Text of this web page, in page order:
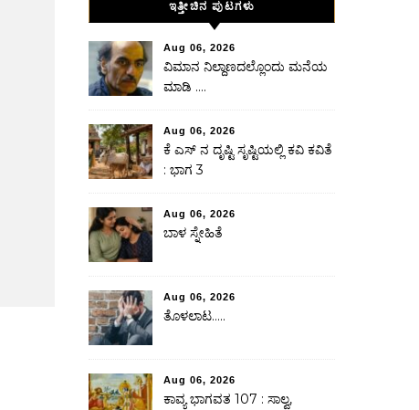
ಇತ್ತೀಚಿನ ಪುಟಗಳು
Aug 06, 2026
ವಿಮಾನ ನಿಲ್ದಾಣದಲ್ಲೊಂದು ಮನೆಯ
ಮಾಡಿ ….
Aug 06, 2026
ಕೆ ಎಸ್ ನ ದೃಷ್ಟಿ ಸೃಷ್ಟಿಯಲ್ಲಿ ಕವಿ ಕವಿತೆ
: ಭಾಗ 3
Aug 06, 2026
ಬಾಳ ಸ್ನೇಹಿತೆ
Aug 06, 2026
ತೊಳಲಾಟ…..
Aug 06, 2026
ಕಾವ್ಯ ಭಾಗವತ 107 : ಸಾಲ್ವ,